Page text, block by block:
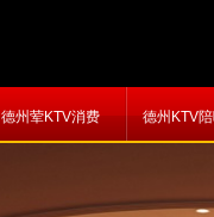
德州荤KTV消费 德州KTV